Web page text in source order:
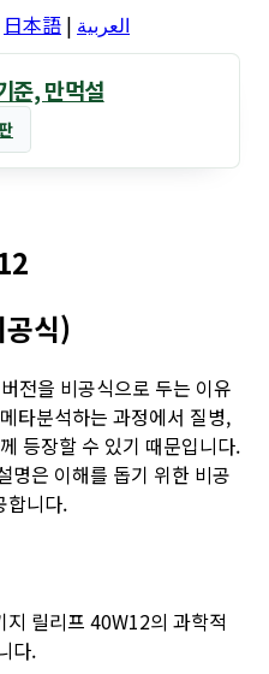
日本語 | العربية
준, 만먹설
식)
전을 비공식으로 두는 이유
타분석하는 과정에서 질병,
등장할 수 있기 때문입니다.
명은 이해를 돕기 위한 비공
합니다.
릴리프 40W12의 과학적
다.